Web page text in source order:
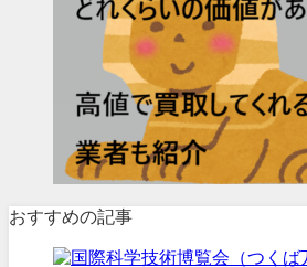
おすすめの記事